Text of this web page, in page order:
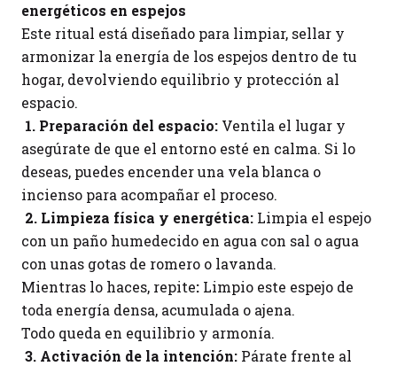
energéticos en espejos
Este ritual está diseñado para limpiar, sellar y
armonizar la energía de los espejos dentro de tu
hogar, devolviendo equilibrio y protección al
espacio.
1. Preparación del espacio: Ventila el lugar y
asegúrate de que el entorno esté en calma. Si lo
deseas, puedes encender una vela blanca o
incienso para acompañar el proceso.
2. Limpieza física y energética: Limpia el espejo
con un paño humedecido en agua con sal o agua
con unas gotas de romero o lavanda.
Mientras lo haces, repite: Limpio este espejo de
toda energía densa, acumulada o ajena.
Todo queda en equilibrio y armonía.
3. Activación de la intención: Párate frente al